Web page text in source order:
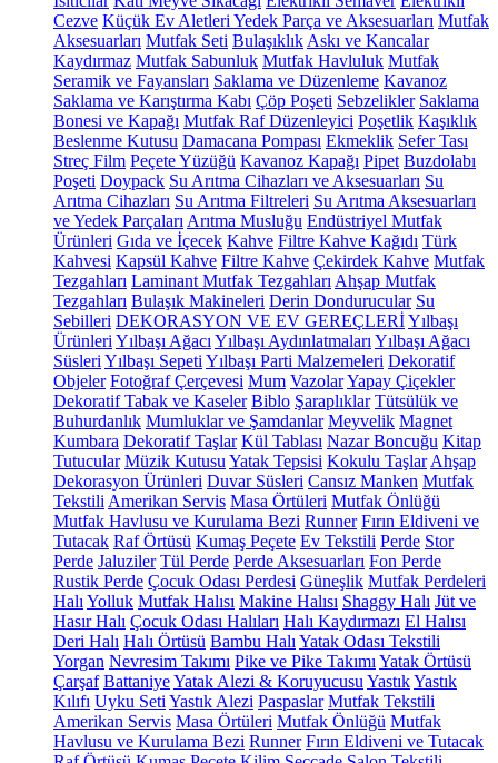
Cezve Küçük Ev Aletleri Yedek Parça ve Aksesuarları Mutfak
Aksesuarları Mutfak Seti Bulaşıklık Askı ve Kancalar
Kaydırmaz Mutfak Sabunluk Mutfak Havluluk Mutfak
Seramik ve Fayansları Saklama ve Düzenleme Kavanoz
Saklama ve Karıştırma Kabı Çöp Poşeti Sebzelikler Saklama
Bonesi ve Kapağı Mutfak Raf Düzenleyici Poşetlik Kaşıklık
Beslenme Kutusu Damacana Pompası Ekmeklik Sefer Tası
Streç Film Peçete Yüzüğü Kavanoz Kapağı Pipet Buzdolabı
Poşeti Doypack Su Arıtma Cihazları ve Aksesuarları Su
Arıtma Cihazları Su Arıtma Filtreleri Su Arıtma Aksesuarları
ve Yedek Parçaları Arıtma Musluğu Endüstriyel Mutfak
Ürünleri Gıda ve İçecek Kahve Filtre Kahve Kağıdı Türk
Kahvesi Kapsül Kahve Filtre Kahve Çekirdek Kahve Mutfak
Tezgahları Laminant Mutfak Tezgahları Ahşap Mutfak
Tezgahları Bulaşık Makineleri Derin Dondurucular Su
Sebilleri DEKORASYON VE EV GEREÇLERİYılbaşı
Ürünleri Yılbaşı Ağacı Yılbaşı Aydınlatmaları Yılbaşı Ağacı
Süsleri Yılbaşı Sepeti Yılbaşı Parti Malzemeleri Dekoratif
Objeler Fotoğraf Çerçevesi Mum VazolarYapay Çiçekler
Dekoratif Tabak ve Kaseler Biblo Şaraplıklar Tütsülük ve
Buhurdanlık Mumluklar ve Şamdanlar Meyvelik Magnet
Kumbara Dekoratif Taşlar Kül Tablası Nazar Boncuğu Kitap
Tutucular Müzik Kutusu Yatak Tepsisi Kokulu Taşlar Ahşap
Dekorasyon Ürünleri Duvar Süsleri Cansız Manken Mutfak
Tekstili Amerikan Servis Masa Örtüleri Mutfak Önlüğü
Mutfak Havlusu ve Kurulama Bezi Runner Fırın Eldiveni ve
Tutacak Raf Örtüsü Kumaş Peçete Ev Tekstili Perde Stor
Perde Jaluziler Tül Perde Perde Aksesuarları Fon Perde
Rustik Perde Çocuk Odası Perdesi Güneşlik Mutfak Perdeleri
Halı Yolluk Mutfak Halısı Makine Halısı Shaggy Halı Jüt ve
Hasır Halı Çocuk Odası Halıları Halı Kaydırmazı El Halısı
Deri Halı Halı Örtüsü Bambu Halı Yatak Odası Tekstili
Yorgan Nevresim Takımı Pike ve Pike Takımı Yatak Örtüsü
Çarşaf BattaniyeYatak Alezi & Koruyucusu YastıkYastık
Kılıfı Uyku Seti Yastık Alezi Paspaslar Mutfak Tekstili
Amerikan Servis Masa Örtüleri Mutfak Önlüğü Mutfak
Havlusu ve Kurulama Bezi Runner Fırın Eldiveni ve Tutacak